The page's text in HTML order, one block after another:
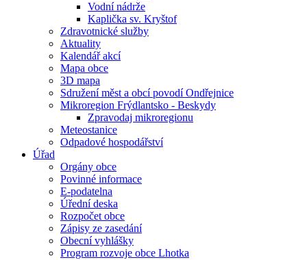
Vodní nádrže
Kaplička sv. Kryštof
Zdravotnické služby
Aktuality
Kalendář akcí
Mapa obce
3D mapa
Sdružení měst a obcí povodí Ondřejnice
Mikroregion Frýdlantsko - Beskydy
Zpravodaj mikroregionu
Meteostanice
Odpadové hospodářství
Úřad
Orgány obce
Povinné informace
E-podatelna
Úřední deska
Rozpočet obce
Zápisy ze zasedání
Obecní vyhlášky
Program rozvoje obce Lhotka